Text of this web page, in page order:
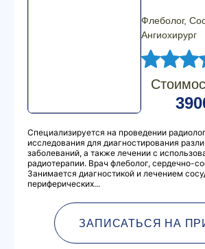
Флеболог,
Ангиохирург
Специализируется на проведении
исследования для диагностирования
заболеваний, а также лечении с
радиотерапии. Врач флеболог, сердечно-
Занимается диагностикой и лечением
периферических...
ЗАПИСАТЬСЯ НА